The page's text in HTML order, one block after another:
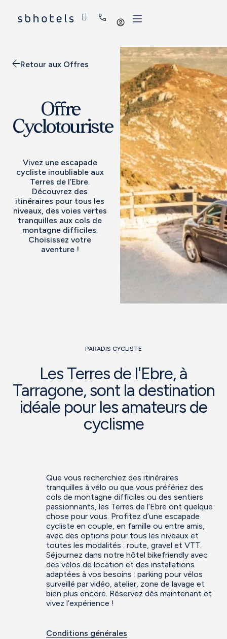
Se
Retour aux Offres
Offre
Cyclotouriste
Vivez une escapade
cycliste inoubliable aux
Terres de l’Ebre.
Découvrez des
itinéraires pour tous les
niveaux, des voies vertes
tranquilles aux cols de
montagne difficiles.
Choisissez votre
aventure !
PARADIS CYCLISTE
Les Terres de l'Ebre, à
Tarragone, sont la destination
idéale pour les amateurs de
cyclisme
Que vous recherchiez des itinéraires
tranquilles à vélo ou que vous préfériez des
cols de montagne difficiles ou des sentiers
passionnants, les Terres de l’Ebre ont quelque
chose pour vous. Profitez d’une escapade
cycliste en couple, en famille ou entre amis,
avec des options pour tous les niveaux et
toutes les modalités : route, gravel et VTT.
Séjournez dans notre hôtel bikefriendly avec
des vélos de location et des installations
adaptées à vos besoins : parking pour vélos
surveillé par vidéo, atelier, zone de lavage et
bien plus encore. Réservez dès maintenant et
vivez l’expérience !
Conditions générales